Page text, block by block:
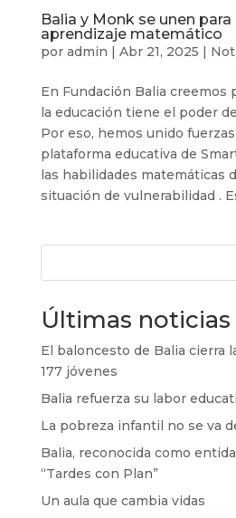
Balia y Monk se unen
aprendizaje matemático
por admin | Abr 21, 2025 |
En Fundación Balia creemos
la educación tiene el poder
Por eso, hemos unido
plataforma educativa de
las habilidades matemáticas
situación de vulnerabilidad .
Últimas noticias
El baloncesto de Balia cierra
177 jóvenes
Balia refuerza su labor
La pobreza infantil no se va
Balia, reconocida como
“Tardes con Plan”
Un aula que cambia vidas